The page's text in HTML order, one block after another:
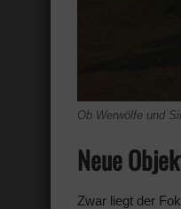
Ob Werwölfe und
Neue
Zwar liegt der